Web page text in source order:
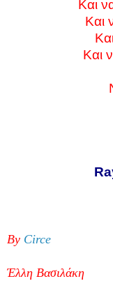
Και
Και
Και
By Circe
Έλλη Βασιλάκη